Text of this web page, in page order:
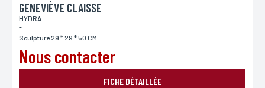
GENEVIÈVE CLAISSE
HYDRA -
-
Sculpture 29 * 29 * 50 CM
Nous contacter
FICHE DÉTAILLÉE